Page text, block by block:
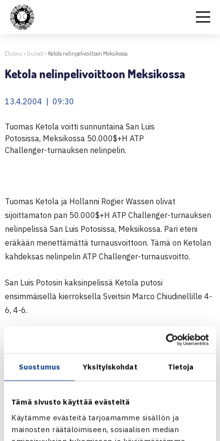
Suostumus Yksityiskohdat Tietoja
Tämä sivusto käyttää evästeitä
Käytämme evästeitä tarjoamamme sisällön ja
mainosten räätälöimiseen, sosiaalisen median
Etusivu > Uutiset> Ketola nelinpelivoittoon Meksikossa
Ketola nelinpelivoittoon Meksikossa
13.4.2004 | 09:30
Tuomas Ketola voitti sunnuntaina San Luis
Potosissa, Meksikossa 50.000$+H ATP
Challenger-turnauksen nelinpelin.
Tuomas Ketola ja Hollanni Rogier Wassen olivat
sijoittamaton pari 50.000$+H ATP Challenger-turnauksen
nelinpelissä San Luis Potosissa, Meksikossa. Pari eteni
eräkään menettämättä turnausvoittoon. Tämä on Ketolan
kahdeksas nelinpelin ATP Challenger-turnausvoitto.
San Luis Potosin kaksinpelissä Ketola putosi
ensimmäisellä kierroksella Sveitsin Marco Chiudinellille 4-
6, 4-6.
ATP Challenger 50.000$+H
Nelinpeli